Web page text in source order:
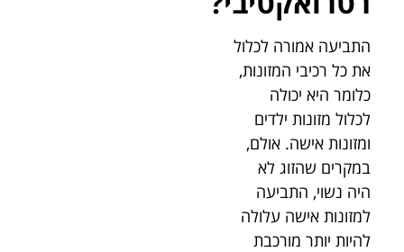
התביעה אמורה לכלול
את כל רכיבי המזונות,
כלומר היא יכולה
לכלול מזונות ילדים
ומזונות אישה. אולם,
במקרים שהזוג לא
היה נשוי, התביעה
למזונות אישה עלולה
להיות יותר מורכבת